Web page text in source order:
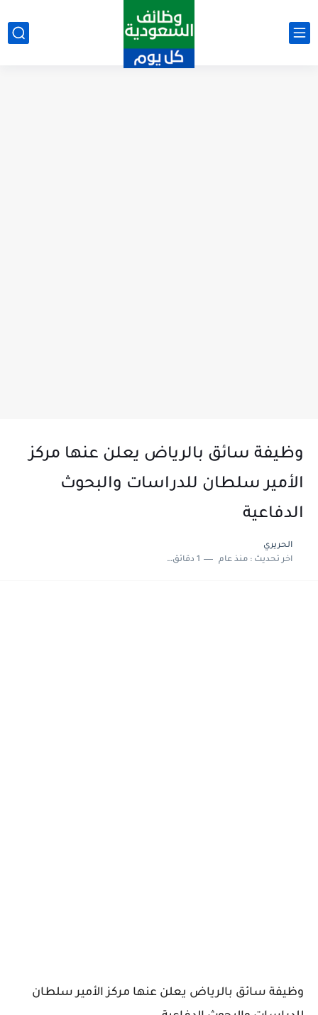
وظيفة سائق بالرياض يعلن عنها مركز
الأمير سلطان للدراسات والبحوث
الدفاعية
الحريري
اخر تحديث :منذ عام 1 دقائق للقراءة
وظيفة سائق بالرياض يعلن عنها مركز الأمير سلطان